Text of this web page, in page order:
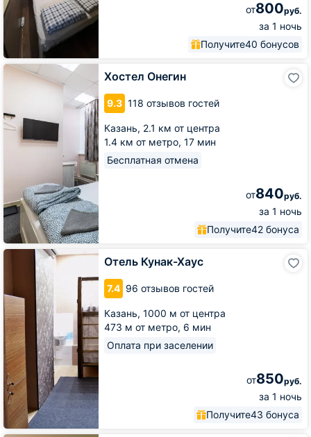
от800руб.
за 1 ночь
Получите40 бонусов
Хостел Онегин
9.3 118 отзывов гостей
Казань, 2.1 км от центра
1.4 км от метро, 17 мин
Бесплатная отмена
от840руб.
за 1 ночь
Получите42 бонуса
Хостел
Онегин
Отель Кунак-Хаус
7.4 96 отзывов гостей
Казань, 1000 м от центра
473 м от метро, 6 мин
Оплата при заселении
от850руб.
за 1 ночь
Получите43 бонуса
Отель